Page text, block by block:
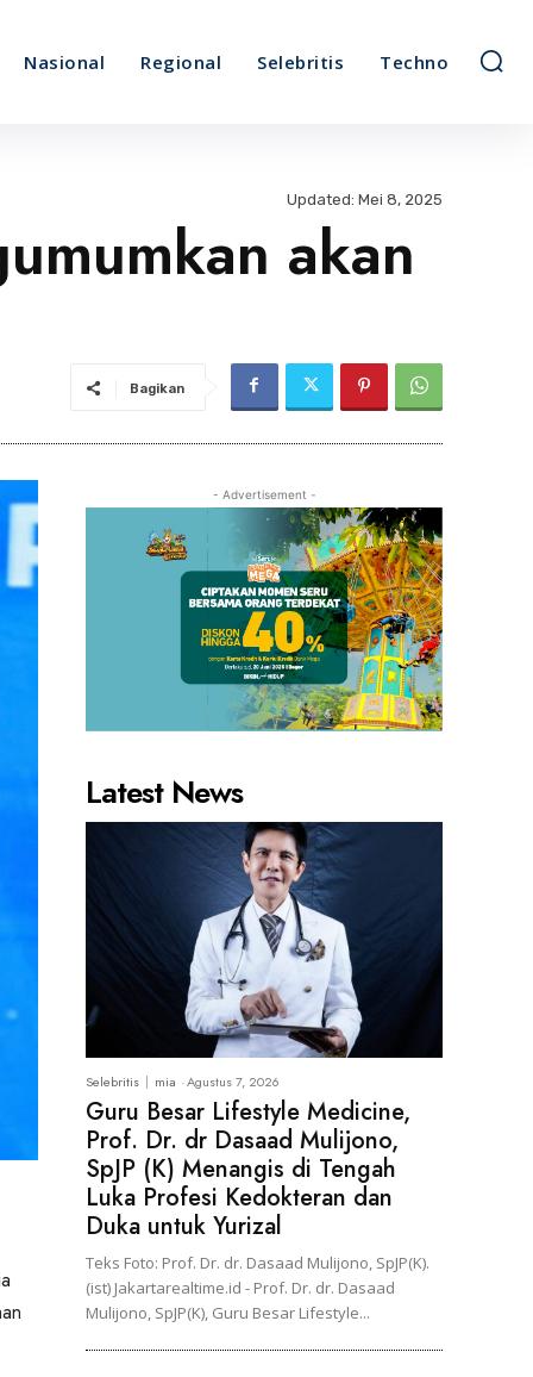
Nasional Regional Selebritis Techno
Updated: Mei 8, 2025
akan
Bagikan
- Advertisement -
Latest News
Selebritis mia -Agustus 7, 2026
Guru Besar Lifestyle Medicine,
Prof. Dr. dr Dasaad Mulijono,
SpJP (K) Menangis di Tengah
Luka Profesi Kedokteran dan
Duka untuk Yurizal
Teks Foto: Prof. Dr. dr. Dasaad Mulijono, SpJP(K).
(ist) Jakartarealtime.id - Prof. Dr. dr. Dasaad
Mulijono, SpJP(K), Guru Besar Lifestyle...